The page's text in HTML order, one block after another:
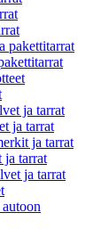
pakettitarrat
ja tarrat
ja tarrat
ja tarrat
ja tarrat
ja tarrat